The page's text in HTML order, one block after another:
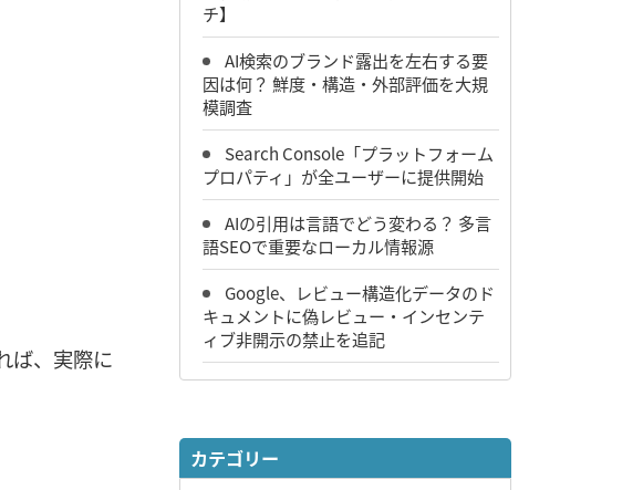
ば、実際に
チ】
AI検索のブランド露出を左右する要
因は何？ 鮮度・構造・外部評価を大規
模調査
Search Console「プラットフォーム
プロパティ」が全ユーザーに提供開始
AIの引用は言語でどう変わる？ 多言
語SEOで重要なローカル情報源
Google、レビュー構造化データのド
キュメントに偽レビュー・インセンテ
ィブ非開示の禁止を追記
カテゴリー